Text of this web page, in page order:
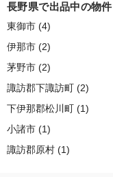
長野県で出品中の物件
東御市 (4)
伊那市 (2)
茅野市 (2)
諏訪郡下諏訪町 (2)
下伊那郡松川町 (1)
小諸市 (1)
諏訪郡原村 (1)